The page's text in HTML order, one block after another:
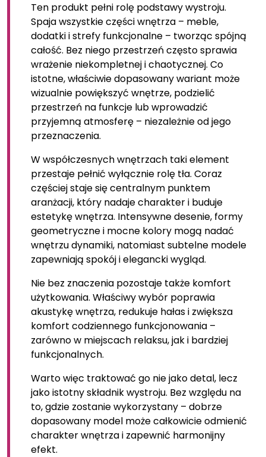
Ten produkt pełni rolę podstawy wystroju.
Spaja wszystkie części wnętrza – meble,
dodatki i strefy funkcjonalne – tworząc spójną
całość. Bez niego przestrzeń często sprawia
wrażenie niekompletnej i chaotycznej. Co
istotne, właściwie dopasowany wariant może
wizualnie powiększyć wnętrze, podzielić
przestrzeń na funkcje lub wprowadzić
przyjemną atmosferę – niezależnie od jego
przeznaczenia.
W współczesnych wnętrzach taki element
przestaje pełnić wyłącznie rolę tła. Coraz
częściej staje się centralnym punktem
aranżacji, który nadaje charakter i buduje
estetykę wnętrza. Intensywne desenie, formy
geometryczne i mocne kolory mogą nadać
wnętrzu dynamiki, natomiast subtelne modele
zapewniają spokój i elegancki wygląd.
Nie bez znaczenia pozostaje także komfort
użytkowania. Właściwy wybór poprawia
akustykę wnętrza, redukuje hałas i zwiększa
komfort codziennego funkcjonowania –
zarówno w miejscach relaksu, jak i bardziej
funkcjonalnych.
Warto więc traktować go nie jako detal, lecz
jako istotny składnik wystroju. Bez względu na
to, gdzie zostanie wykorzystany – dobrze
dopasowany model może całkowicie odmienić
charakter wnętrza i zapewnić harmonijny
efekt.